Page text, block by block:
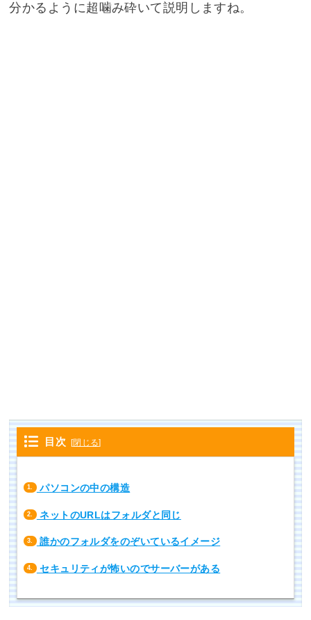
分かるように超噛み砕いて説明しますね。
目次 [閉じる]
1. パソコンの中の構造
2. ネットのURLはフォルダと同じ
3. 誰かのフォルダをのぞいているイメージ
4. セキュリティが怖いのでサーバーがある